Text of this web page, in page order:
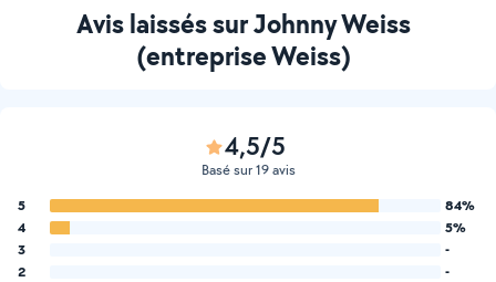
Avis laissés sur Johnny Weiss
(entreprise Weiss)
4,5/5
Basé sur 19 avis
5
84%
4
5%
3
-
2
-